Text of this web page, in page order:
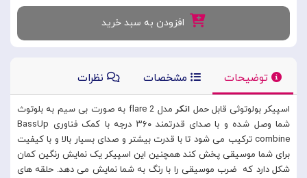
افزودن به سبد خرید
توضیحات مشخصات نظرات
اسپیکر بولوتوثی قابل حمل انکر
مدل flare 2 به صورت بی سیم به بلوتوث
شما وصل شده و با صدای قدرتمند ۳۶۰ درجه با کمک فناوری BassUp
combine ترکیب می شود تا با قدرت بیشتر و صدای بسیار بالا و با کیفیت
برای شما موسیقی پخش کند همچنین این اسپیکر یک نمایش رنگین کمان
شکل دارد که ضرب موسیقی را با رنگ به شما نمایش می دهد. حلقه های